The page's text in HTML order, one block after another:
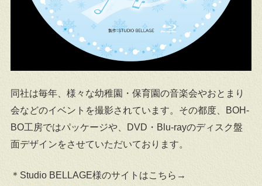
同社は毎年、様々な幼稚園・保育園の音楽会やおとまり
会などのイベントを撮影されています。その都度、BOH-
BO工房ではパッケージや、DVD・Blu-rayのディスク盤
面デザインをさせていただいております。
＊Studio BELLAGE様のサイトはこちら→